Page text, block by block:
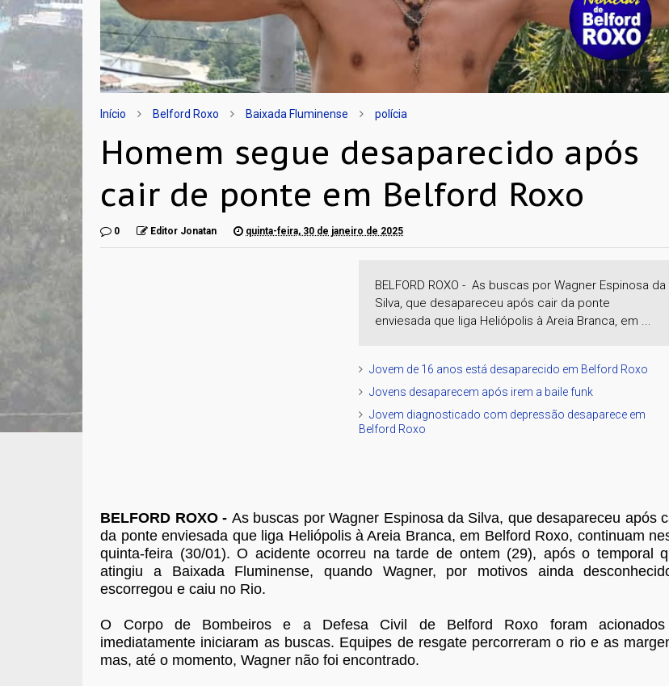
Início Belford Roxo Baixada Fluminense polícia
Homem segue desaparecido após
cair de ponte em Belford Roxo
0 Editor Jonatan quinta-feira, 30 de janeiro de 2025
BELFORD ROXO - As buscas por Wagner Espinosa da
Silva, que desapareceu após cair da ponte
enviesada que liga Heliópolis à Areia Branca, em ...
Jovem de 16 anos está desaparecido em Belford Roxo
Jovens desaparecem após irem a baile funk
Jovem diagnosticado com depressão desaparece em
Belford Roxo
BELFORD ROXO - As buscas por Wagner Espinosa da Silva, que desapareceu após
da ponte enviesada que liga Heliópolis à Areia Branca, em Belford Roxo, continuam
quinta-feira (30/01). O acidente ocorreu na tarde de ontem (29), após o temporal
atingiu a Baixada Fluminense, quando Wagner, por motivos ainda
escorregou e caiu no Rio.
O Corpo de Bombeiros e a Defesa Civil de Belford Roxo foram
imediatamente iniciaram as buscas. Equipes de resgate percorreram o rio e as
mas, até o momento, Wagner não foi encontrado.